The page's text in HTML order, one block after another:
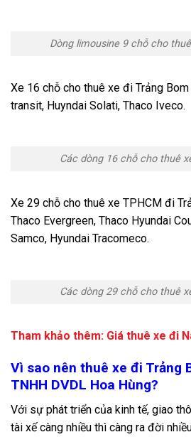
Dòng limousine 9 chỗ cho
Xe 16 chỗ cho thuê xe đi Trảng
transit, Huyndai Solati, Thaco Iveco.
Các dòng 16 chỗ cho thuê
Xe 29 chỗ cho thuê xe TPHCM đi
Thaco Evergreen, Thaco Hyundai
Samco, Hyundai Tracomeco.
Các dòng 29 chỗ cho thuê
Tham khảo thêm: Giá thuê xe đi
Vì sao nên thuê xe đi Trảng
TNHH DVDL Hoa Hùng?
Với sự phát triển của kinh tế, giao
tài xế càng nhiều thì càng ra đời